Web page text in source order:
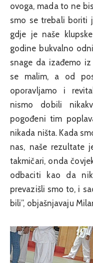
ovoga, mada to ne
smo se trebali boriti
gdje je naše
godine bukvalno
snage da izađemo
se malim, a od
oporavljamo i
nismo dobili
pogođeni tim
nikada ništa. Kada
nas, naše rezultate
takmičari, onda
odbaciti kao da
prevazišli smo to, i
bili”, objašnjavaju